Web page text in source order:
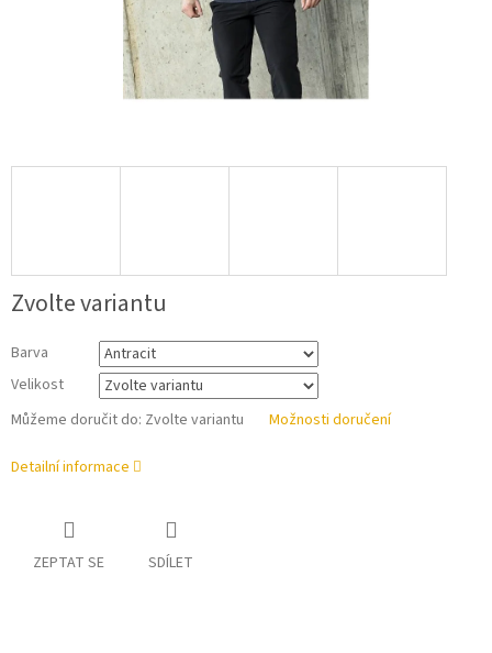
Zvolte variantu
Barva
Velikost
Můžeme doručit do: Zvolte variantu Možnosti doručení
Detailní informace
ZEPTAT SE SDÍLET